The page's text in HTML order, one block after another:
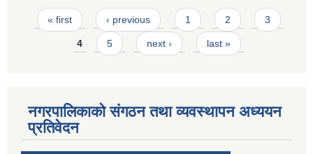
Pages
« first ‹ previous 1 2 3
4 5 next › last »
नगरपालिकाको संगठन तथा व्यवस्थापन अध्ययन
प्रतिवेदन